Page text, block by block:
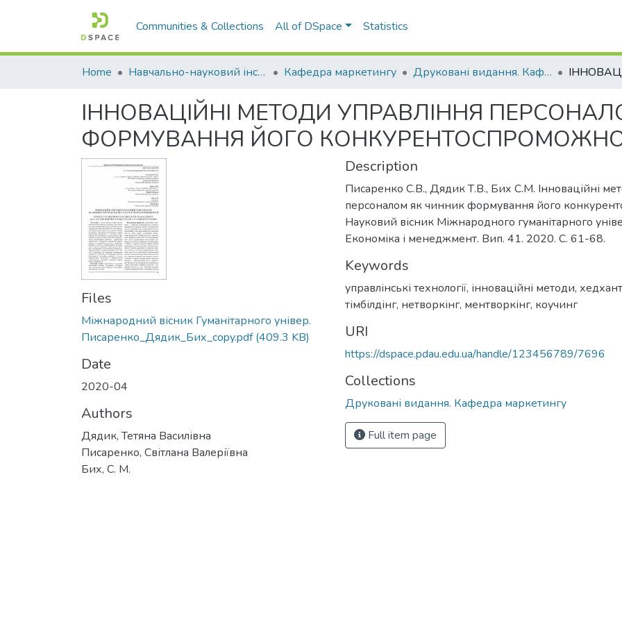
Communities & Collections All of DSpace Statistics
Home Навчально-науковий інститут економіки, управління, права та інформаційних технологій Кафедра маркетингу Друковані видання. Кафедра маркетингу
ІННОВАЦІЙНІ МЕТОДИ УПРАВЛІННЯ
ФОРМУВАННЯ ЙОГО
Files
Міжнародний вісник Гуманітарного універ.
Писаренко_Дядик_Бих_copy.pdf(409.3 KB)
Date
2020-04
Authors
Дядик, Тетяна Василівна
Писаренко, Світлана Валеріївна
Бих, С. М.
Description
Писаренко С.В., Дядик Т.В., Бих С.М. Інноваційні
персоналом як чинник формування його
Науковий вісник Міжнародного гуманітарного
Економіка і менеджмент. Вип. 41. 2020. С. 61-68.
Keywords
управлінські технології, інноваційні методи,
тімбілдінг, нетворкінг, ментворкінг, коучинг
URI
https://dspace.pdau.edu.ua/handle/123456789/7696
Collections
Друковані видання. Кафедра маркетингу
Full item page